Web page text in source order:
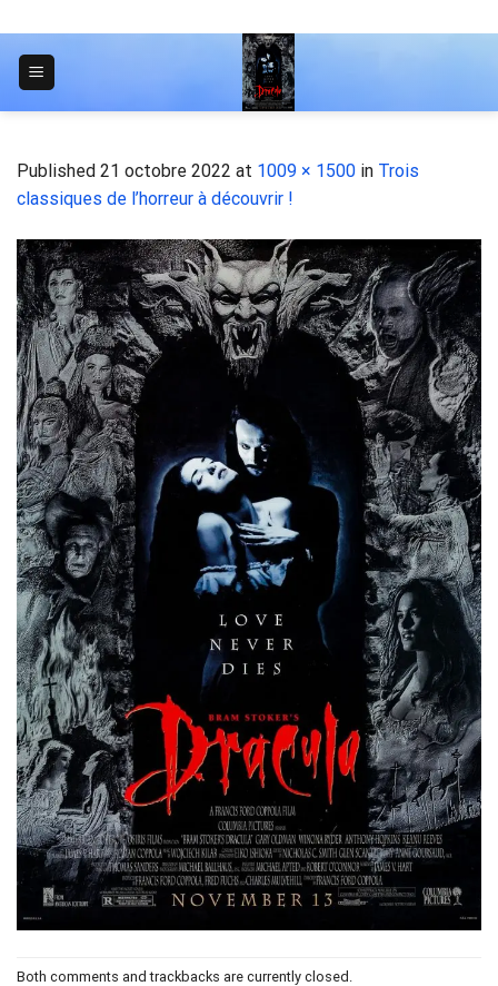
to
content
Published 21 octobre 2022 at 1009 × 1500 in Trois
classiques de l’horreur à découvrir !
Both comments and trackbacks are currently closed.